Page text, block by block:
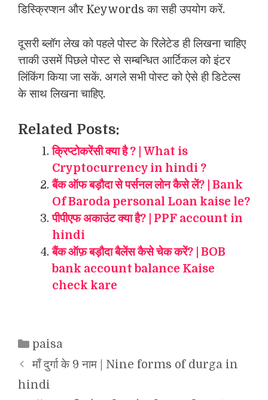
डिस्क्रिप्शन और Keywords का सही उपयोग करें.
दूसरी ब्लॉग लेख को पहले पोस्ट के रिलेटेड ही लिखना चाहिए
त्ताकी उसमें पिछले पोस्ट से सम्बन्धित आर्टिकल को इंटर
लिंकिंग किया जा सकें. अगले सभी पोस्ट को ऐसे ही डिटेल्स
के साथ लिखना चाहिए.
Related Posts:
क्रिप्टोकरेंसी क्या है ? | What is
Cryptocurrency in hindi ?
बैंक ऑफ बड़ौदा से पर्सनल लोन कैसे लें? | Bank
Of Baroda personal Loan kaise le?
पीपीएफ अकाउंट क्या है? | PPF account in
hindi
बैंक ऑफ़ बड़ौदा बैलेंस कैसे चेक करें? | BOB
bank account balance Kaise
check kare
Categories
paisa
माँ दुर्गा के 9 नाम | Nine forms of durga in
hindi